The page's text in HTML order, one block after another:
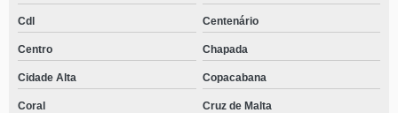
Cdl Centenário
Centro Chapada
Cidade Alta Copacabana
Coral Cruz de Malta